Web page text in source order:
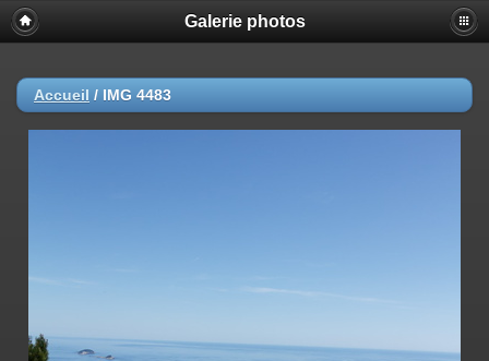
Galerie photos
Accueil / IMG 4483